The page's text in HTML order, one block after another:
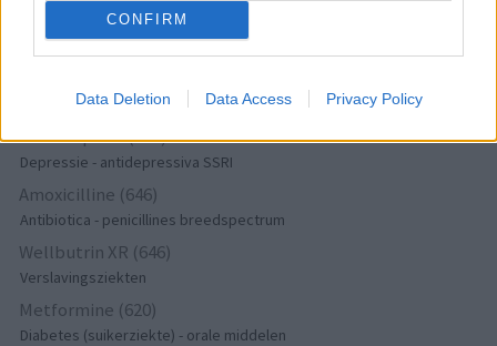
CONFIRM
Data Deletion Data Access Privacy Policy
Ethinylestradiol / Levonorgestrel (656)
Anticonceptie - eenfase
Psychose / schizofrenie - antipsychotica
Escitalopram (647)
Depressie - antidepressiva SSRI
Amoxicilline (646)
Antibiotica - penicillines breedspectrum
Wellbutrin XR (646)
Verslavingsziekten
Metformine (620)
Diabetes (suikerziekte) - orale middelen